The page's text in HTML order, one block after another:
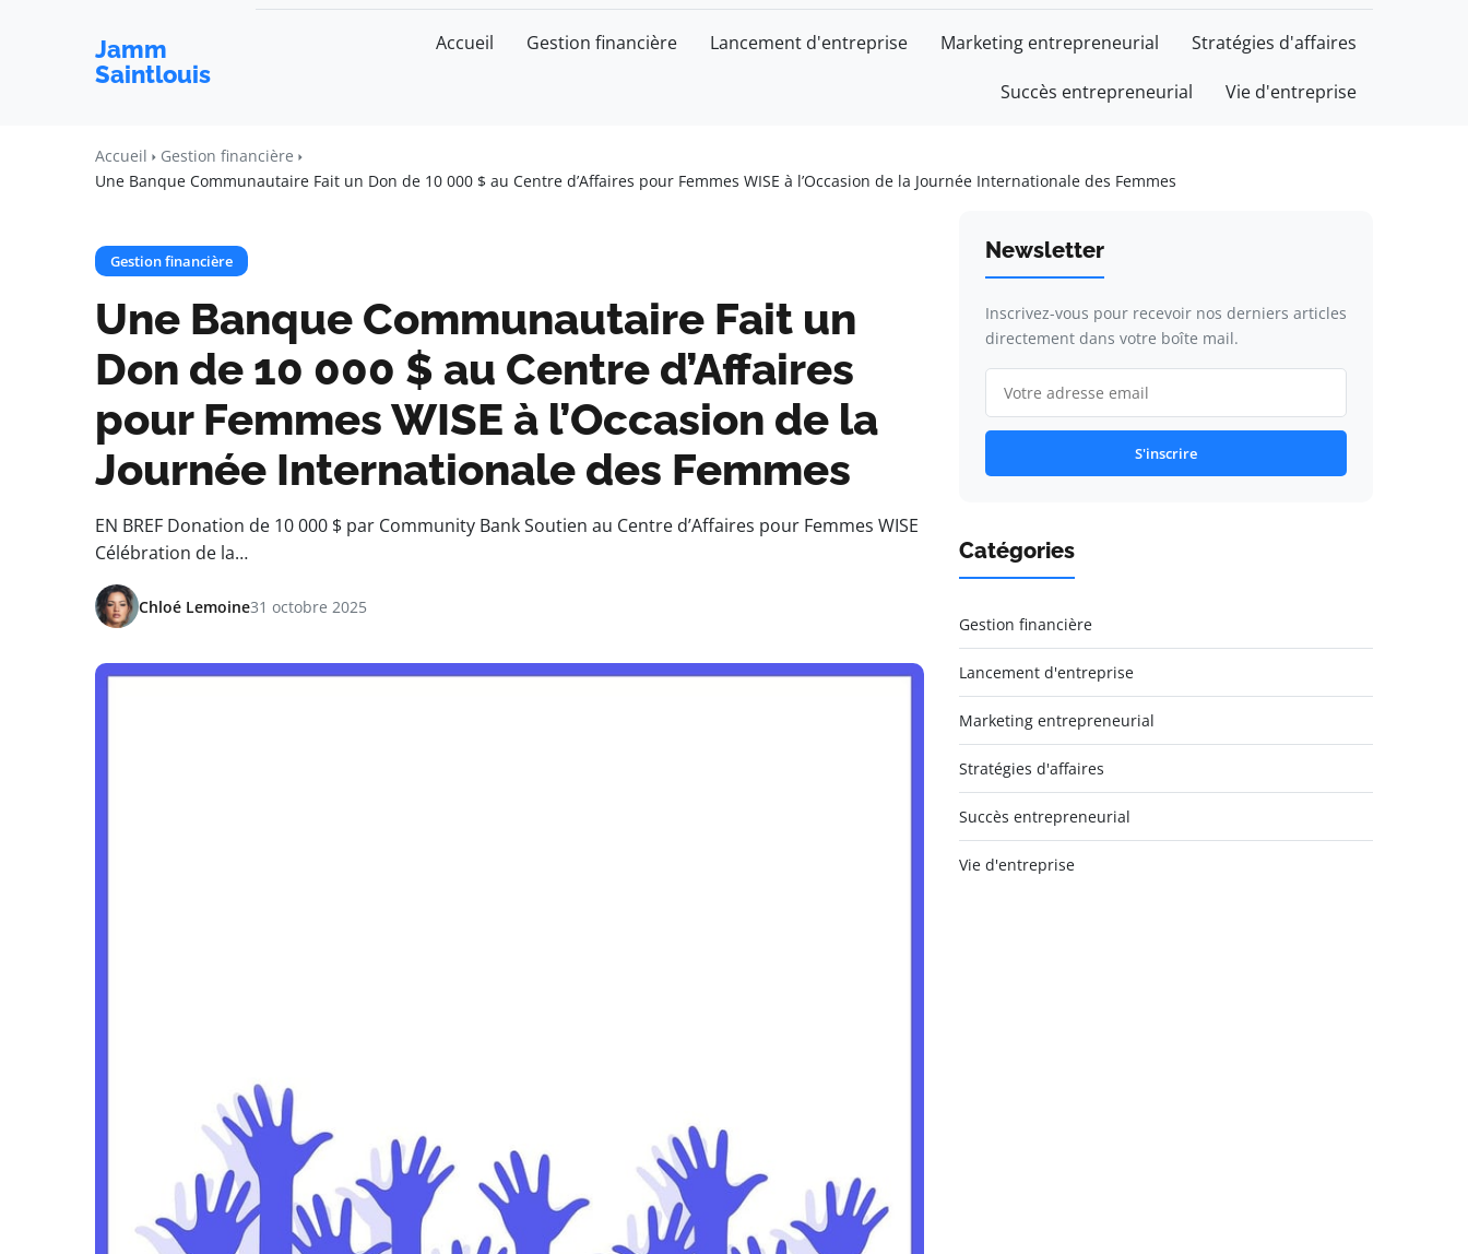
Jamm
Saintlouis
Accueil Gestion financière Lancement d'entreprise Marketing entrepreneurial Stratégies d'affaires
Succès entrepreneurial Vie d'entreprise
Accueil
Gestion financière
Une Banque Communautaire Fait un Don de 10 000 $ au Centre d’Affaires pour Femmes WISE à l’Occasion de la Journée Internationale des Femmes
Gestion financière
Une Banque Communautaire Fait un
Don de 10 000 $ au Centre d’Affaires
pour Femmes WISE à l’Occasion de la
Journée Internationale des Femmes
EN BREF Donation de 10 000 $ par Community Bank Soutien au Centre d’Affaires pour Femmes WISE
Célébration de la…
Chloé Lemoine31 octobre 2025
Newsletter
Inscrivez-vous pour recevoir nos derniers articles
directement dans votre boîte mail.
S'inscrire
Catégories
Gestion financière
Lancement d'entreprise
Marketing entrepreneurial
Stratégies d'affaires
Succès entrepreneurial
Vie d'entreprise